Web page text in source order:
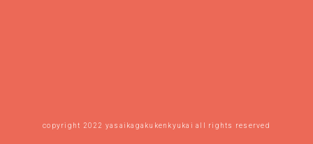
copyright 2022 yasaikagakukenkyukai all rights reserved